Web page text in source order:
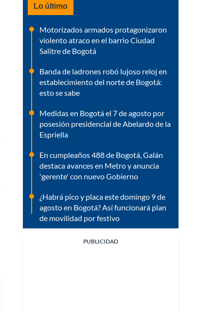
Lo último
Motorizados armados protagonizaron
violento atraco en el barrio Ciudad
Salitre de Bogotá
Banda de ladrones robó lujoso reloj en
establecimiento del norte de Bogotá:
esto se sabe
Medidas en Bogotá el 7 de agosto por
posesión presidencial de Abelardo de la
Espriella
En cumpleaños 488 de Bogotá, Galán
destaca avances en Metro y anuncia
'gerente' con nuevo Gobierno
¿Habrá pico y placa este domingo 9 de
agosto en Bogotá? Así funcionará plan
de movilidad por festivo
PUBLICIDAD